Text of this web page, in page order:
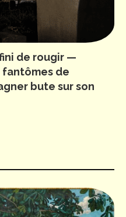
de rougir —
fantômes de
bute sur son